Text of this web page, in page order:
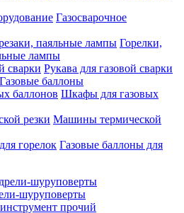
Газосварочное
Горелки,
лампы
Рукава для газовой сварки
Газовые баллоны
Шкафы для газовых
Машины термической
Газовые баллоны для
шуруповерты